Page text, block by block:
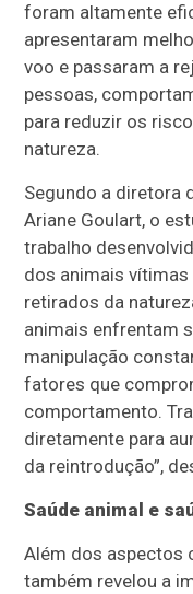
foram altamente
apresentaram
voo e passaram a
pessoas,
para reduzir os
natureza.
Segundo a diretora
Ariane Goulart, o
trabalho
dos animais vítimas
retirados da
animais enfrentam
manipulação
fatores que
comportamento.
diretamente para
da reintrodução”,
Saúde animal e
Além dos aspectos
também revelou a